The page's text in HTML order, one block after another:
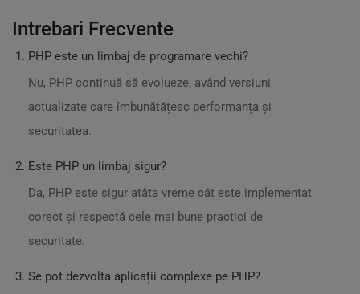
Intrebari Frecvente
PHP este un limbaj de programare vechi?
Nu, PHP continuă să evolueze, având versiuni
actualizate care îmbunătățesc performanța și
securitatea.
Este PHP un limbaj sigur?
Da, PHP este sigur atâta vreme cât este implementat
corect și respectă cele mai bune practici de
securitate.
Se pot dezvolta aplicații complexe pe PHP?